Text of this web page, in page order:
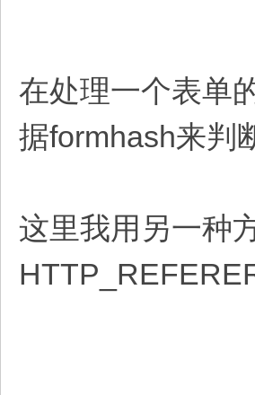
在处理一个表单
据formhash来判
这里我用另一种